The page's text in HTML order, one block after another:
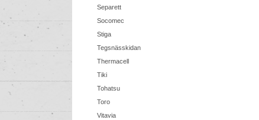
Separett
Socomec
Stiga
Tegsnässkidan
Thermacell
Tiki
Tohatsu
Toro
Vitavia